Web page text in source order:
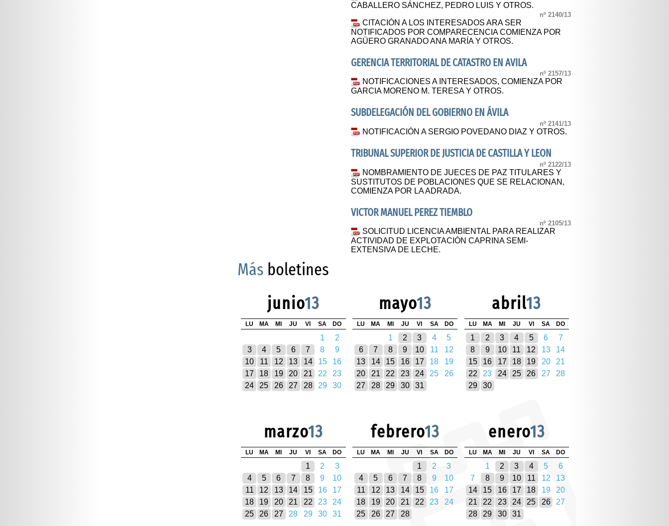
CABALLERO SÁNCHEZ, PEDRO LUIS Y OTROS.
nº 2140/13
CITACIÓN A LOS INTERESADOS ARA SER
NOTIFICADOS POR COMPARECENCIA COMIENZA POR
AGÜERO GRANADO ANA MARÍA Y OTROS.
GERENCIA TERRITORIAL DE CATASTRO EN AVILA
nº 2157/13
NOTIFICACIONES A INTERESADOS, COMIENZA POR
GARCIA MORENO M. TERESA Y OTROS.
SUBDELEGACIÓN DEL GOBIERNO EN ÁVILA
nº 2141/13
NOTIFICACIÓN A SERGIO POVEDANO DIAZ Y OTROS.
TRIBUNAL SUPERIOR DE JUSTICIA DE CASTILLA Y LEON
nº 2122/13
NOMBRAMIENTO DE JUECES DE PAZ TITULARES Y
SUSTITUTOS DE POBLACIONES QUE SE RELACIONAN,
COMIENZA POR LA ADRADA.
VICTOR MANUEL PEREZ TIEMBLO
nº 2105/13
SOLICITUD LICENCIA AMBIENTAL PARA REALIZAR
ACTIVIDAD DE EXPLOTACIÓN CAPRINA SEMI-
EXTENSIVA DE LECHE.
Más boletines
junio13
LU MA MI JU VI SA DO
1
2
3
4 5 6 7 8
9
10
11 12 13 14 15
16
17
18 19 20 21 22
23
24
25 26 27 28 29 30
mayo13
LU MA MI JU VI SA DO
1 2 3 4
5
6
7 8 9 10 11
12
13
14 15 16 17 18
19
20
21 22 23 24 25
26
27
28 29 30 31
abril13
LU MA MI JU VI SA DO
1 2 3 4 5 6
7
8
9 10 11 12 13
14
15
16 17 18 19 20
21
22
23 24 25 26 27
28
29
30
marzo13
LU MA MI JU VI SA DO
1 2
3
4
5 6 7 8 9
10
11
12 13 14 15 16
17
18
19 20 21 22 23
24
25
26 27 28 29 30 31
febrero13
LU MA MI JU VI SA DO
1 2
3
4
5 6 7 8 9
10
11
12 13 14 15 16
17
18
19 20 21 22 23
24
25
26 27 28
enero13
LU MA MI JU VI SA DO
1 2 3 4 5
6
7
8 9 10 11 12
13
14
15 16 17 18 19
20
21
22 23 24 25 26
27
28
29 30 31